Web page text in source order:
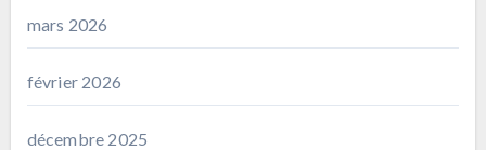
mars 2026
février 2026
décembre 2025